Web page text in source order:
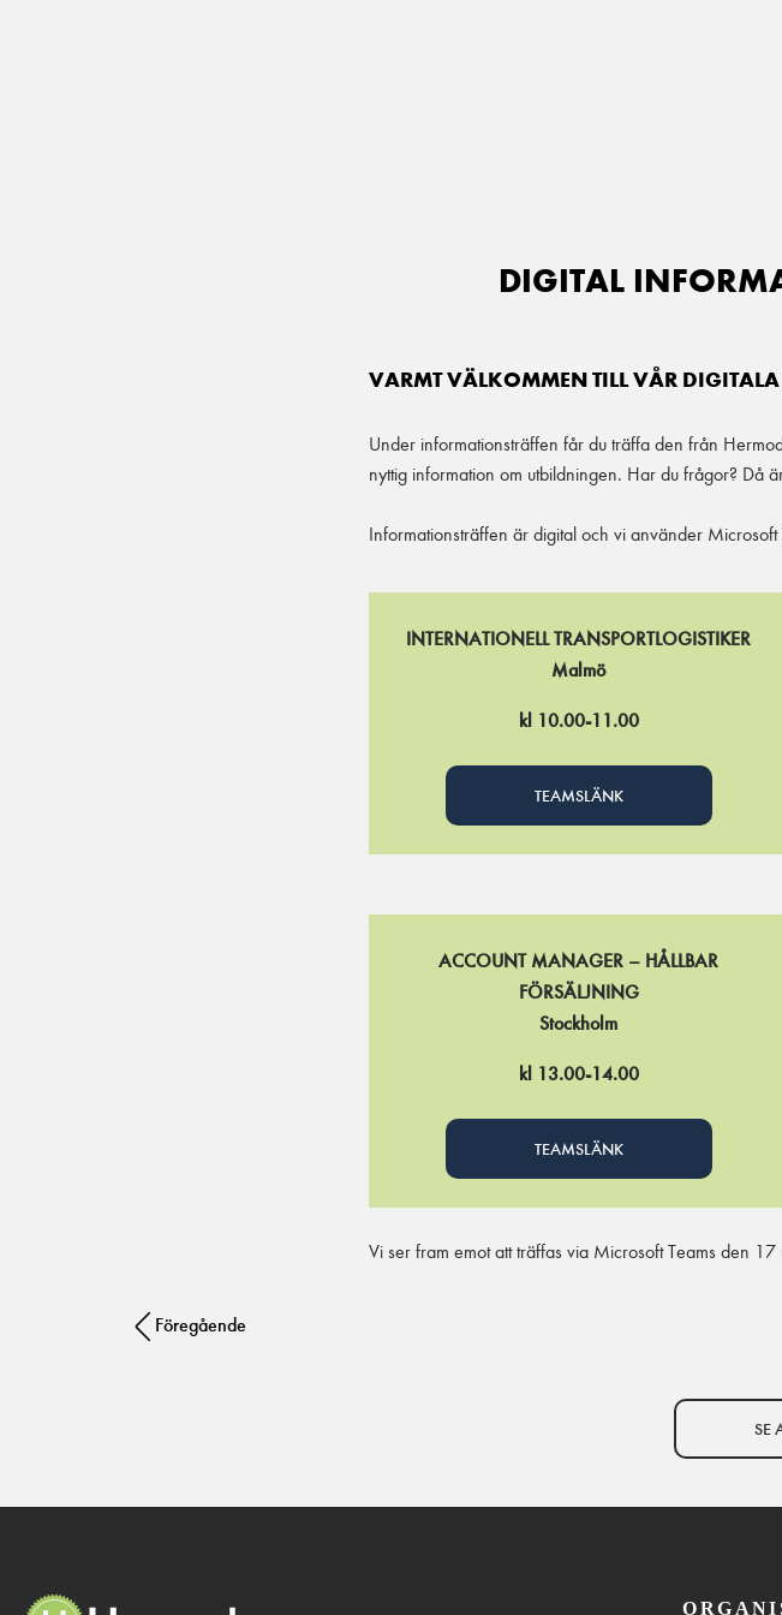
DIGITAL
VARMT VÄLKOMMEN TILL VÅR
Under informationsträffen får du träffa den från
nyttig information om utbildningen. Har du frågor? Då
Informationsträffen är digital och vi använder
INTERNATIONELL TRANSPORTLOGISTIKER
Malmö
kl 10.00-11.00
TEAMSLÄNK
ACCOUNT MANAGER – HÅLLBAR
FÖRSÄLJNING
Stockholm
kl 13.00-14.00
TEAMSLÄNK
Vi ser fram emot att träffas via Microsoft Teams den 17
Post navigation
Föregående
SE